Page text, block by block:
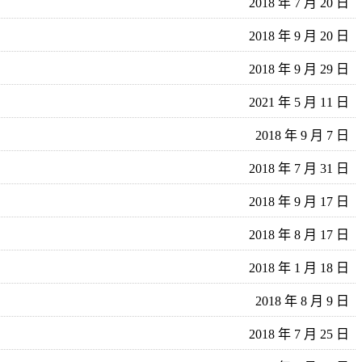
2018 年 9 月 20 日
2018 年 9 月 29 日
2021 年 5 月 11 日
2018 年 9 月 7 日
2018 年 7 月 31 日
2018 年 9 月 17 日
2018 年 8 月 17 日
2018 年 1 月 18 日
2018 年 8 月 9 日
2018 年 7 月 25 日